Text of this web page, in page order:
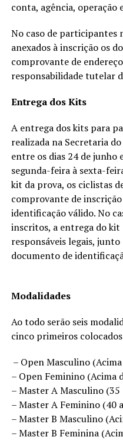
conta, agência, operação
No caso de participantes
anexados à inscrição os
comprovante de
responsabilidade tutelar
Entrega dos Kits
A entrega dos kits para
realizada na Secretaria
entre os dias 24 de junho
segunda-feira à sexta-
kit da prova, os ciclistas
comprovante de
identificação válido. No
inscritos, a entrega do kit
responsáveis legais,
documento de
Modalidades
Ao todo serão seis
cinco primeiros
– Open Masculino
– Open Feminino (Acima
– Master A Masculino (35
– Master A Feminino (40
– Master B Masculino
– Master B Feminina